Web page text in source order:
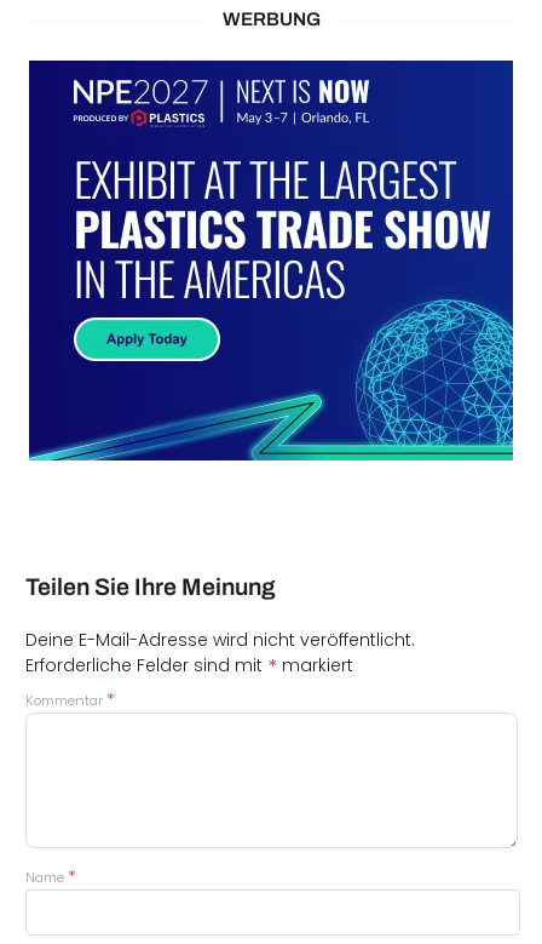
WERBUNG
Teilen Sie Ihre Meinung
Deine E-Mail-Adresse wird nicht veröffentlicht.
Erforderliche Felder sind mit * markiert
Kommentar *
Name *